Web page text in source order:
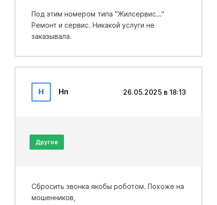
Под этим номером типа "Жилсервис..."
Ремонт и сервис. Никакой услуги не
заказывала.
Н Нп 26.05.2025 в 18:13
Другое
Сбросить звонка якобы роботом. Похоже на
мошенников,